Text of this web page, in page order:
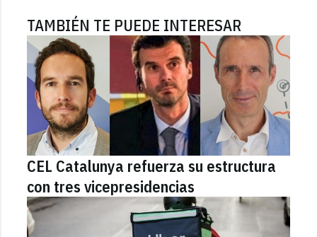
TAMBIÉN TE PUEDE INTERESAR
CEL Catalunya refuerza su estructura
con tres vicepresidencias